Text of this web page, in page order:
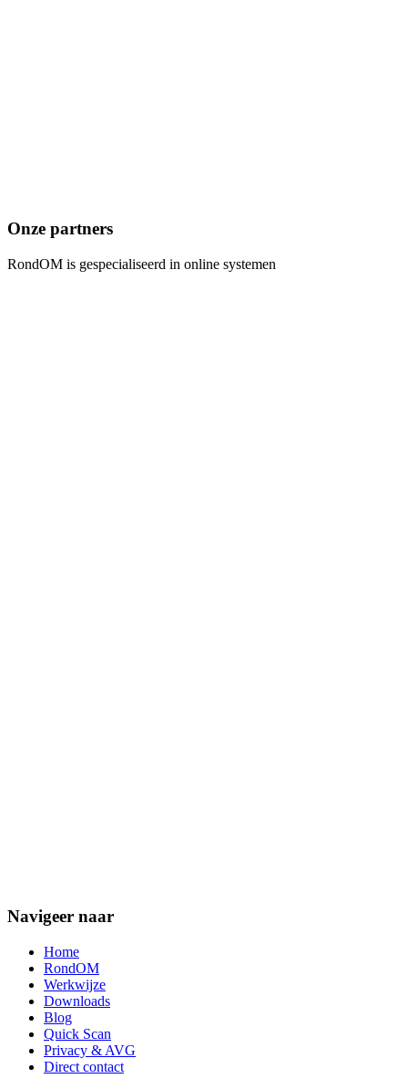
Onze partners
RondOM is gespecialiseerd in online systemen
Navigeer naar
Home
RondOM
Werkwijze
Downloads
Blog
Quick Scan
Privacy & AVG
Direct contact